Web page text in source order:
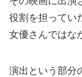
役割を担ってい
女優さんではな
演出という部分